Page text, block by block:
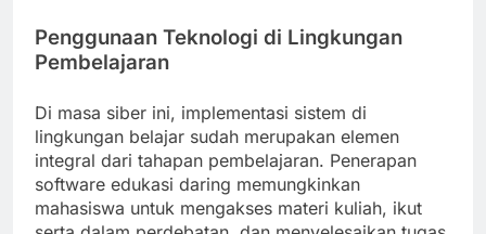
Penggunaan Teknologi di Lingkungan
Pembelajaran
Di masa siber ini, implementasi sistem di
lingkungan belajar sudah merupakan elemen
integral dari tahapan pembelajaran. Penerapan
software edukasi daring memungkinkan
mahasiswa untuk mengakses materi kuliah, ikut